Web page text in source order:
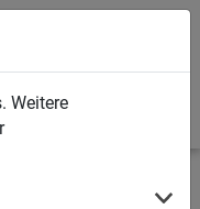
Weitere